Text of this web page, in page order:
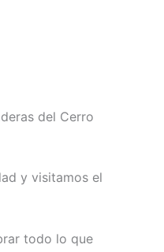
del Cerro
y visitamos el
todo lo que